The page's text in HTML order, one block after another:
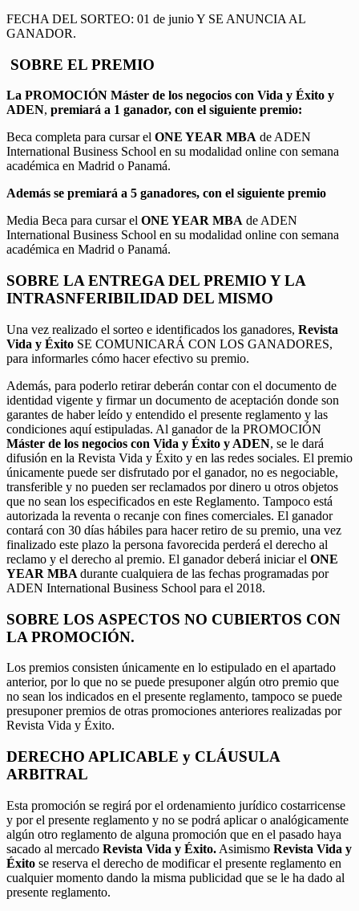
FECHA DEL SORTEO: 01 de junio Y SE ANUNCIA AL
GANADOR.
SOBRE EL PREMIO
La PROMOCIÓN Máster de los negocios con Vida y Éxito y
ADEN, premiará a 1 ganador, con el siguiente premio:
Beca completa para cursar el ONE YEAR MBA de ADEN
International Business School en su modalidad online con semana
académica en Madrid o Panamá.
Además se premiará a 5 ganadores, con el siguiente premio
Media Beca para cursar el ONE YEAR MBA de ADEN
International Business School en su modalidad online con semana
académica en Madrid o Panamá.
SOBRE LA ENTREGA DEL PREMIO Y LA
INTRASNFERIBILIDAD DEL MISMO
Una vez realizado el sorteo e identificados los ganadores, Revista
Vida y Éxito SE COMUNICARÁ CON LOS GANADORES,
para informarles cómo hacer efectivo su premio.
Además, para poderlo retirar deberán contar con el documento de
identidad vigente y firmar un documento de aceptación donde son
garantes de haber leído y entendido el presente reglamento y las
condiciones aquí estipuladas. Al ganador de la PROMOCIÓN
Máster de los negocios con Vida y Éxito y ADEN, se le dará
difusión en la Revista Vida y Éxito y en las redes sociales. El premio
únicamente puede ser disfrutado por el ganador, no es negociable,
transferible y no pueden ser reclamados por dinero u otros objetos
que no sean los especificados en este Reglamento. Tampoco está
autorizada la reventa o recanje con fines comerciales. El ganador
contará con 30 días hábiles para hacer retiro de su premio, una vez
finalizado este plazo la persona favorecida perderá el derecho al
reclamo y el derecho al premio. El ganador deberá iniciar el ONE
YEAR MBA durante cualquiera de las fechas programadas por
ADEN International Business School para el 2018.
SOBRE LOS ASPECTOS NO CUBIERTOS CON
LA PROMOCIÓN.
Los premios consisten únicamente en lo estipulado en el apartado
anterior, por lo que no se puede presuponer algún otro premio que
no sean los indicados en el presente reglamento, tampoco se puede
presuponer premios de otras promociones anteriores realizadas por
Revista Vida y Éxito.
DERECHO APLICABLE y CLÁUSULA
ARBITRAL
Esta promoción se regirá por el ordenamiento jurídico costarricense
y por el presente reglamento y no se podrá aplicar o analógicamente
algún otro reglamento de alguna promoción que en el pasado haya
sacado al mercado Revista Vida y Éxito. Asimismo Revista Vida y
Éxito se reserva el derecho de modificar el presente reglamento en
cualquier momento dando la misma publicidad que se le ha dado al
presente reglamento.